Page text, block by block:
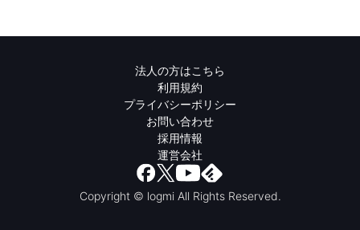
法人の方はこちら
利用規約
プライバシーポリシー
お問い合わせ
採用情報
運営会社
Copyright © logmi All Rights Reserved.